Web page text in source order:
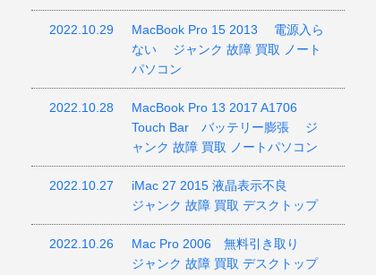
2022.10.29
MacBook Pro 15 2013 電源入ら
ない ジャンク 故障 買取 ノート
パソコン
2022.10.28
MacBook Pro 13 2017 A1706
Touch Bar バッテリー膨張 ジ
ャンク 故障 買取 ノートパソコン
2022.10.27
iMac 27 2015 液晶表示不良
ジャンク 故障 買取 デスクトップ
2022.10.26
Mac Pro 2006 無料引き取り
ジャンク 故障 買取 デスクトップ